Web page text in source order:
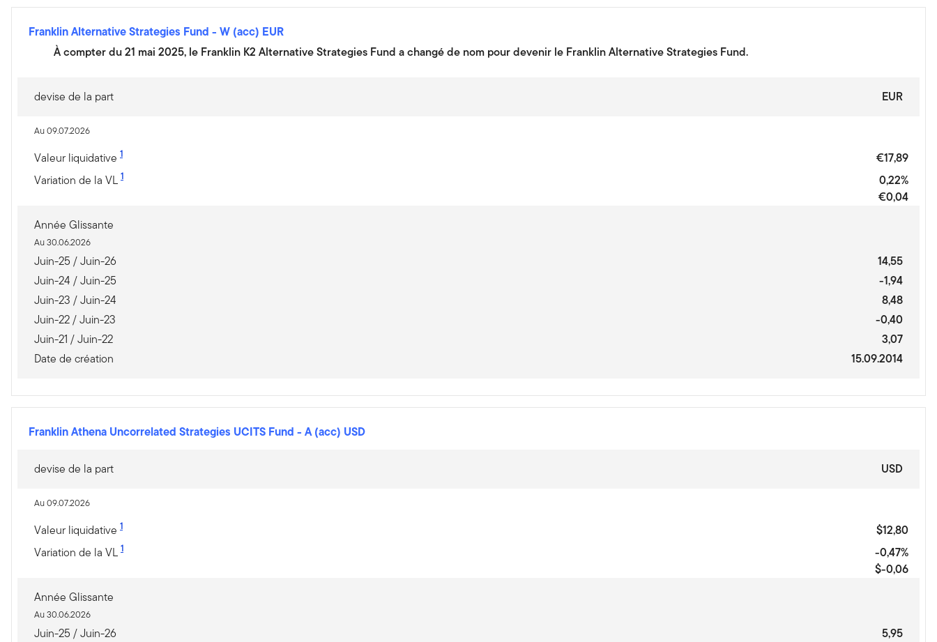
Franklin Alternative Strategies Fund - W (acc) EUR
À compter du 21 mai 2025, le Franklin K2 Alternative Strategies Fund a changé de nom pour devenir le Franklin Alternative Strategies Fund.
devise de la part EUR
Au 09.07.2026
Valeur liquidative 1
€17,89
Variation de la VL 1
0,22%
€0,04
Année Glissante
Au 30.06.2026
Juin-25 / Juin-26
14,55
Juin-24 / Juin-25
-1,94
Juin-23 / Juin-24
8,48
Juin-22 / Juin-23
-0,40
Juin-21 / Juin-22
3,07
Date de création
15.09.2014
Franklin Athena Uncorrelated Strategies UCITS Fund - A (acc) USD
devise de la part USD
Au 09.07.2026
Valeur liquidative 1
$12,80
Variation de la VL 1
-0,47%
$-0,06
Année Glissante
Au 30.06.2026
Juin-25 / Juin-26
5,95